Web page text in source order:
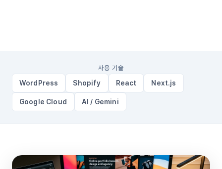
사용 기술
WordPress Shopify React Next.js
Google Cloud AI / Gemini